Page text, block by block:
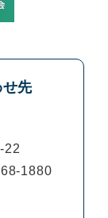
先
22
1880